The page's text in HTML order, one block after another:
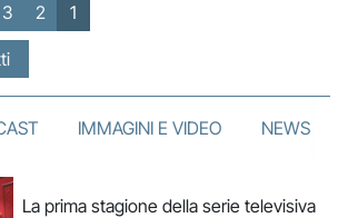
3 2 1
IMMAGINI E VIDEO NEWS
La prima stagione della serie televisiva